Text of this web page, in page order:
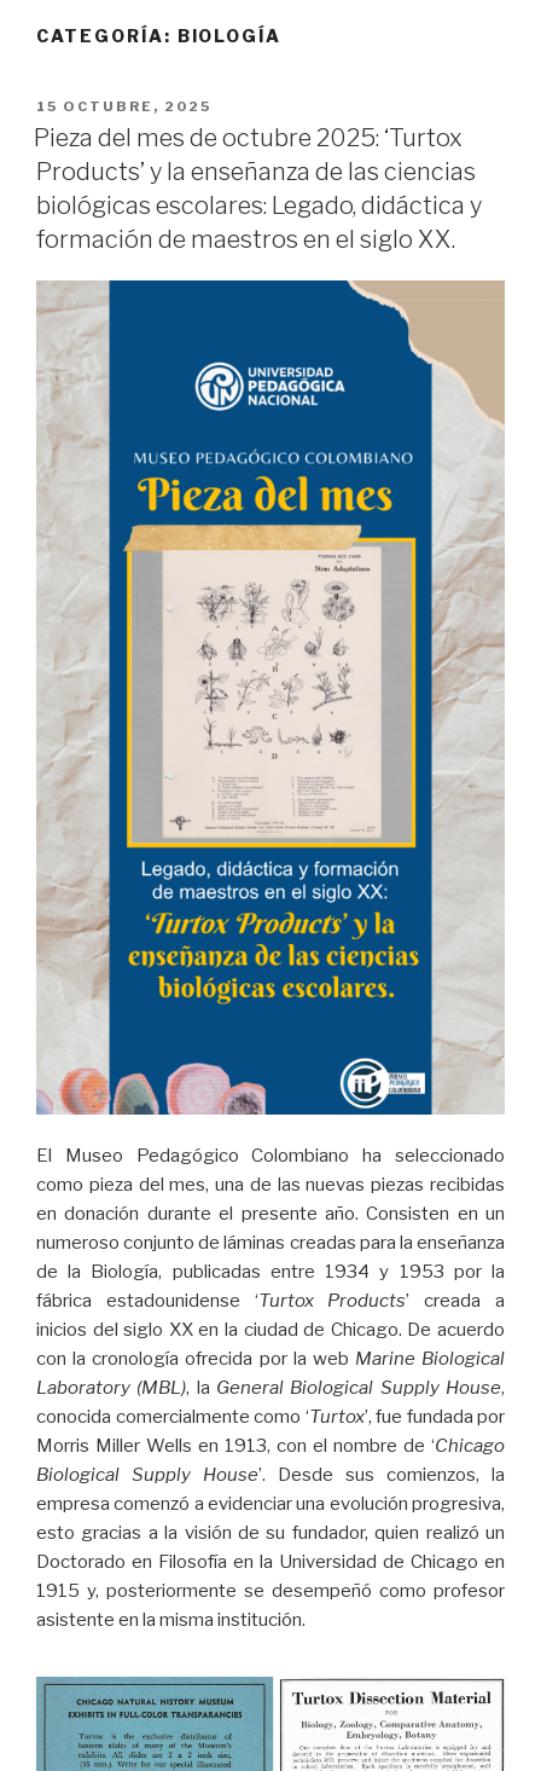
CATEGORÍA: BIOLOGÍA
PUBLICADO
EL
15 OCTUBRE, 2025
Pieza del mes de octubre 2025: ‘Turtox
Products’ y la enseñanza de las ciencias
biológicas escolares: Legado, didáctica y
formación de maestros en el siglo XX.
El Museo Pedagógico Colombiano ha seleccionado
como pieza del mes, una de las nuevas piezas recibidas
en donación durante el presente año. Consisten en un
numeroso conjunto de láminas creadas para la enseñanza
de la Biología, publicadas entre 1934 y 1953 por la
fábrica estadounidense ‘Turtox Products’ creada a
inicios del siglo XX en la ciudad de Chicago. De acuerdo
con la cronología ofrecida por la web Marine Biological
Laboratory (MBL), la General Biological Supply House,
conocida comercialmente como ‘Turtox’, fue fundada por
Morris Miller Wells en 1913, con el nombre de ‘Chicago
Biological Supply House’. Desde sus comienzos, la
empresa comenzó a evidenciar una evolución progresiva,
esto gracias a la visión de su fundador, quien realizó un
Doctorado en Filosofía en la Universidad de Chicago en
1915 y, posteriormente se desempeñó como profesor
asistente en la misma institución.